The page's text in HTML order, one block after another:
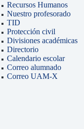
Recursos Humanos
Nuestro profesorado
TID
Protección civil
Divisiones académicas
Directorio
Calendario escolar
Correo alumnado
Correo UAM-X